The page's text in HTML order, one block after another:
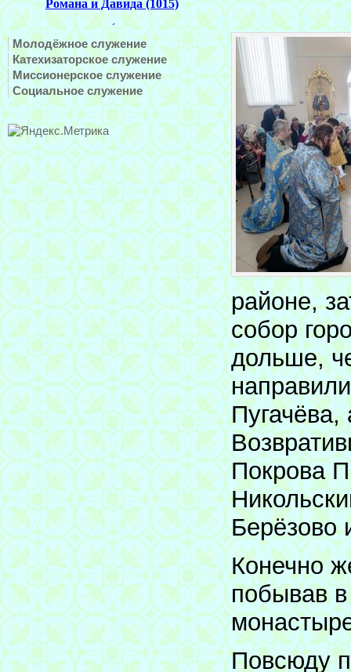
Молодёжное служение
Катехизаторское служение
Миссионерское служение
Социальное служение
районе,
собор
дольше,
Покрова
Берёзово
Конечно
побывав
Повсюду